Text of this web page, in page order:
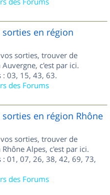
en région
sorties, trouver de
c'est par ici.
: 03, 15, 43, 63.
des Forums
en région Rhône
sorties, trouver de
Alpes, c'est par ici.
01, 07, 26, 38, 42, 69, 73,
des Forums